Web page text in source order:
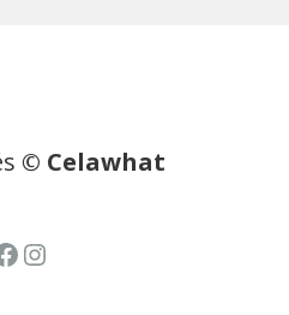
© Celawhat
Instagram